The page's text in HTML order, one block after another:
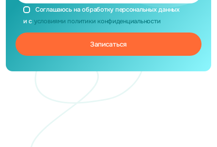
Соглашаюсь на обработку персональных данных
и с условиями политики конфиденциальности